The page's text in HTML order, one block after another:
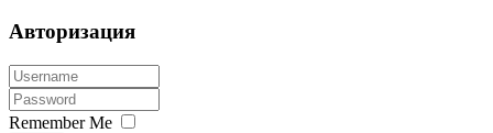
Авторизация
Remember Me